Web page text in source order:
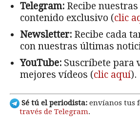
Telegram: Recibe
contenido exclusivo (clic
Newsletter: Recibe cada
con nuestras últimas
YouTube: Suscríbete para
mejores vídeos (clic aquí).
Sé tú el periodista: envíanos tus
través de Telegram.